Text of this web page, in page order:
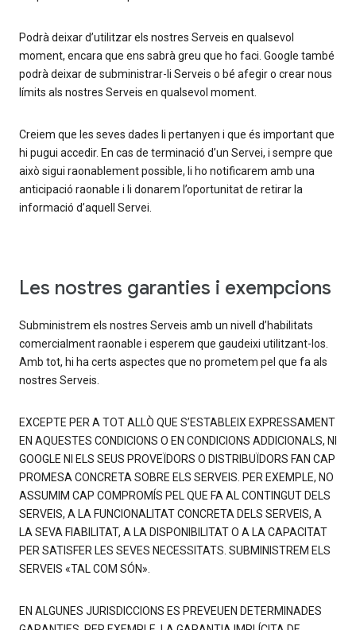
Podrà deixar d’utilitzar els nostres Serveis en qualsevol
moment, encara que ens sabrà greu que ho faci. Google també
podrà deixar de subministrar-li Serveis o bé afegir o crear nous
límits als nostres Serveis en qualsevol moment.
Creiem que les seves dades li pertanyen i que és important que
hi pugui accedir. En cas de terminació d’un Servei, i sempre que
això sigui raonablement possible, li ho notificarem amb una
anticipació raonable i li donarem l’oportunitat de retirar la
informació d’aquell Servei.
Les nostres garanties i exempcions
Subministrem els nostres Serveis amb un nivell d’habilitats
comercialment raonable i esperem que gaudeixi utilitzant-los.
Amb tot, hi ha certs aspectes que no prometem pel que fa als
nostres Serveis.
EXCEPTE PER A TOT ALLÒ QUE S’ESTABLEIX EXPRESSAMENT
EN AQUESTES CONDICIONS O EN CONDICIONS ADDICIONALS, NI
GOOGLE NI ELS SEUS PROVEÏDORS O DISTRIBUÏDORS FAN CAP
PROMESA CONCRETA SOBRE ELS SERVEIS. PER EXEMPLE, NO
ASSUMIM CAP COMPROMÍS PEL QUE FA AL CONTINGUT DELS
SERVEIS, A LA FUNCIONALITAT CONCRETA DELS SERVEIS, A
LA SEVA FIABILITAT, A LA DISPONIBILITAT O A LA CAPACITAT
PER SATISFER LES SEVES NECESSITATS. SUBMINISTREM ELS
SERVEIS «TAL COM SÓN».
EN ALGUNES JURISDICCIONS ES PREVEUEN DETERMINADES